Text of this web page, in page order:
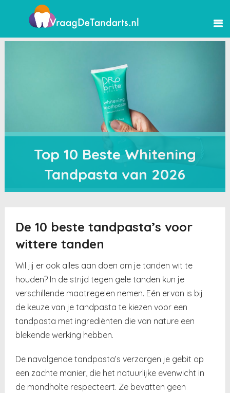
Top 10 Beste Whitening
Tandpasta van 2026
De 10 beste tandpasta’s voor
wittere tanden
Wil jij er ook alles aan doen om je tanden wit te
houden? In de strijd tegen gele tanden kun je
verschillende maatregelen nemen. Eén ervan is bij
de keuze van je tandpasta te kiezen voor een
tandpasta met ingrediënten die van nature een
blekende werking hebben.
De navolgende tandpasta’s verzorgen je gebit op
een zachte manier, die het natuurlijke evenwicht in
de mondholte respecteert. Ze bevatten geen